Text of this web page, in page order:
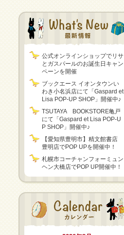
公式オンラインショップでリサ
とガスパールのお誕生日キャン
ペーンを開催
ブックエース イオンタウンい
わき小名浜店にて「Gaspard et
Lisa POP-UP SHOP」開催中♪
TSUTAYA BOOKSTORE亀戸
にて「Gaspard et Lisa POP-U
P SHOP」開催中♪
【愛知県豊明市】精文館書店
豊明店でPOP UPを開催中！
札幌市コーチャンフォーミュン
ヘン大橋店でPOP UP開催中！